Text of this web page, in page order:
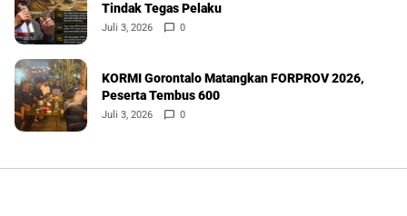
Tindak Tegas Pelaku
Juli 3, 2026 0
KORMI Gorontalo Matangkan FORPROV 2026,
Peserta Tembus 600
Juli 3, 2026 0